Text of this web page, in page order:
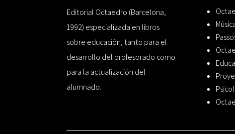
Editorial Octaedro (Barcelona,
1992) especializada en libros
sobre educación, tanto para el
desarrollo del profesorado como
para la actualización del
alumnado.